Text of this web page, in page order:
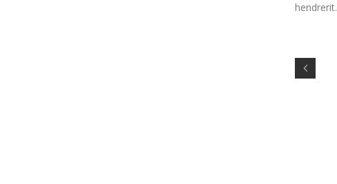
hendrerit.